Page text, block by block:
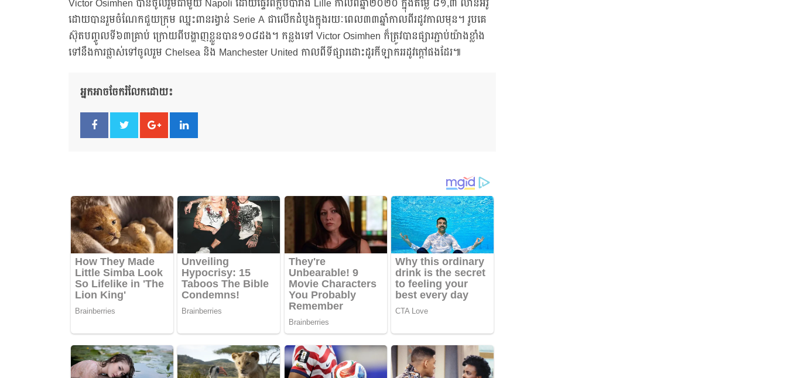
ដោយបានរួមចំណែកជួយក្រុម ឈ្នះពានរង្វាន់ Serie A ជាលើកដំបូងក្នុងរយៈពេល៣៣ឆ្នាំកាលពីរដូវកាលមុន។ រូបគេ
ស៊ុតបញ្ចូលទី៦៣គ្រាប់ ក្រោយពីបង្ហាញខ្លួនបាន១០៨ដង។ កន្លងទៅ Victor Osimhen ក៏ត្រូវបានផ្សារភ្ជាប់យ៉ាងខ្លាំង
ទៅនឹងការផ្លាស់ទៅចូលរួម Chelsea និង Manchester United កាលពីទីផ្សារដោះដូរកីឡាកររដូវក្តៅផងដែរ៕
អ្នកអាចចែករំលែកដោយ៖